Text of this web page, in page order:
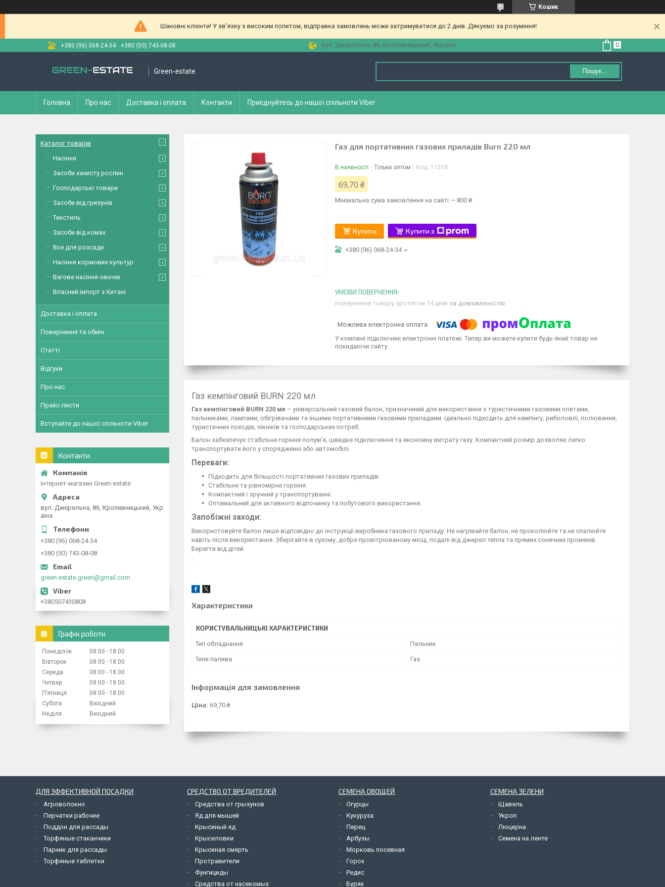
Кошик
Шановні клієнти! У зв’язку з високим попитом, відправка замовлень може затримуватися до 2 днів. Дякуємо за розуміння!
+380 (96) 068-24-34 +380 (50) 743-08-08 вул. Джерельна, 86, Кропивницький, Україна
Green-estate Пошук...
Головна Про нас Доставка і оплата Контакти Приєднуйтесь до нашої спільноти Viber
Газ для портативних газових приладів Burn 220 мл
В наявності Тільки оптом Код: 11518
69,70 ₴
Мінімальна сума замовлення на сайті — 800 ₴
Купити Купити з
+380 (96) 068-24-34
повернення товару протягом 14 днів за домовленістю
У компанії підключені електронні платежі. Тепер ви можете купити будь-який товар не
покидаючи сайту.
Газ кемпінговий BURN 220 мл
Газ кемпінговий BURN 220 мл – універсальний газовий балон, призначений для використання з туристичними газовими плитами,
пальниками, лампами, обігрівачами та іншими портативними газовими приладами. Ідеально підходить для кемпінгу, риболовлі, полювання,
туристичних походів, пікніків та господарських потреб.
Балон забезпечує стабільне горіння полум'я, швидке підключення та економну витрату газу. Компактний розмір дозволяє легко
транспортувати його у спорядженні або автомобілі.
Переваги:
Підходить для більшості портативних газових приладів.
Стабільне та рівномірне горіння.
Компактний і зручний у транспортуванні.
Оптимальний для активного відпочинку та побутового використання.
Запобіжні заходи:
Використовуйте балон лише відповідно до інструкції виробника газового приладу. Не нагрівайте балон, не проколюйте та не спалюйте
навіть після використання. Зберігайте в сухому, добре провітрюваному місці, подалі від джерел тепла та прямих сонячних променів.
Берегти від дітей.
Характеристики
КОРИСТУВАЛЬНИЦЬКІ ХАРАКТЕРИСТИКИ
Тип обладнання Пальник
Типи палива Газ
Інформація для замовлення
Ціна: 69,70 ₴
Каталог товарів
Насіння
Засоби захисту рослин
Господарські товари
Засоби від гризунів
Текстиль
Засоби від комах
Все для розсади
Насіння кормових культур
Вагове насіння овочів
Власний імпорт з Китаю
Доставка і оплата
Повернення та обмін
Статті
Відгуки
Про нас
Прайс-листи
Вступайте до нашої спільноти Viber
Контакти
Інтернет-магазин Green-estate
вул. Джерельна, 86, Кропивницький, Укр
аїна
+380 (96) 068-24-34
+380 (50) 743-08-08
green.estate.green@gmail.com
+380507430808
Графік роботи
Понеділок 08:00
18:00
Вівторок
08:00
18:00
Середа
08:00
18:00
Четвер
08:00
18:00
Пʼятниця
08:00
18:00
Субота
Вихідний
Неділя
Вихідний
ДЛЯ ЭФФЕКТИВНОЙ ПОСАДКИ
Агроволокно
Перчатки рабочие
Поддон для рассады
Торфяные стаканчики
Парник для рассады
Торфяные таблетки
СРЕДСТВО ОТ ВРЕДИТЕЛЕЙ
Средства от грызунов
Яд для мышей
Крысиный яд
Крыселовки
Крысиная смерть
Протравители
Фунгициды
Средства от насекомых
СЕМЕНА ОВОЩЕЙ
Огурцы
Кукуруза
Перец
Арбузы
Морковь посевная
Горох
Редис
Буряк
СЕМЕНА ЗЕЛЕНИ
Щавель
Укроп
Люцерна
Семена на ленте